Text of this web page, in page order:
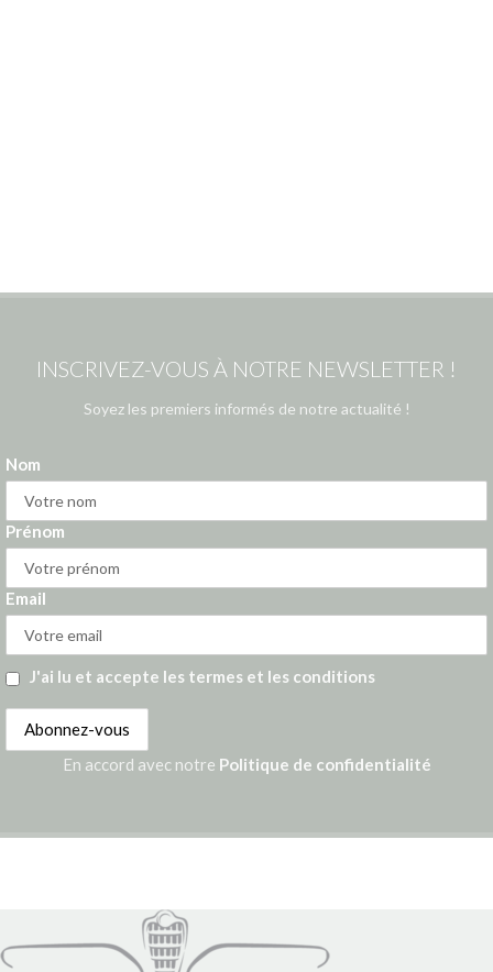
INSCRIVEZ-VOUS À NOTRE NEWSLETTER !
Soyez les premiers informés de notre actualité !
Nom
Prénom
Email
J'ai lu et accepte les termes et les conditions
En accord avec notre Politique de confidentialité